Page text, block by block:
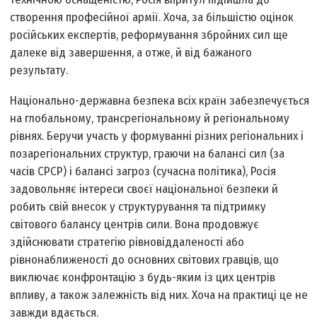
створення професійної армії. Хоча, за більшістю оцінок
російських експертів, реформування збройних сил ще
далеке від завершення, а отже, й від бажаного
результату.
Національно-державна безпека всіх країн забезпечується
на глобальному, трансрегіональному й регіональному
рівнях. Беручи участь у формуванні різних регіональних і
позарегіональних структур, граючи на балансі сил (за
часів СРСР) і балансі загроз (сучасна політика), Росія
задовольняє інтереси своєї національної безпеки й
робить свій внесок у структурування та підтримку
світового балансу центрів сили. Вона продовжує
здійснювати стратегію рівновіддаленості або
рівнонаближеності до основних світових гравців, що
виключає конфронтацію з будь-яким із цих центрів
впливу, а також залежність від них. Хоча на практиці це не
завжди вдається.